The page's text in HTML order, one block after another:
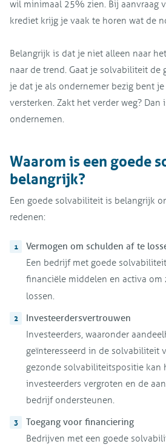
wil minimaal 25% zien. Bij aanvraag
krediet krijg je vaak te horen wat de
Belangrijk is dat je niet alleen naar
naar de trend. Gaat je solvabiliteit de
je dat je als ondernemer bezig bent
versterken. Zakt het verder weg?
ondernemen.
Waarom is een goede
belangrijk?
Een goede solvabiliteit is belangrijk
redenen:
Vermogen om schulden af te
Een bedrijf met goede
financiële middelen en activa om
lossen.
Investeerdersvertrouwen
Investeerders, waaronder
geïnteresseerd in de solvabiliteit
gezonde solvabiliteitspositie kan
investeerders vergroten en de
bedrijf ondersteunen.
Toegang voor financiering
Bedrijven met een goede